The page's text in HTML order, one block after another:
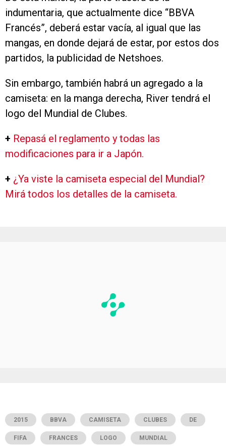
indumentaria, que actualmente dice “BBVA
Francés”, deberá estar vacía, al igual que las
mangas, en donde dejará de estar, por estos dos
partidos, la publicidad de Netshoes.
Sin embargo, también habrá un agregado a la
camiseta: en la manga derecha, River tendrá el
logo del Mundial de Clubes.
+ Repasá el reglamento y todas las
modificaciones para ir a Japón.
+ ¿Ya viste la camiseta especial del Mundial?
Mirá todos los detalles de la camiseta.
2015 BBVA CAMISETA CLUBES DE
FIFA FRANCES LOGO MUNDIAL